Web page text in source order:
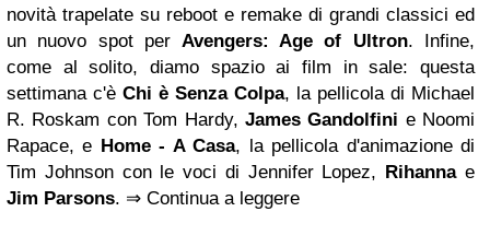
novità trapelate su reboot e remake di grandi classici ed
un nuovo spot per Avengers: Age of Ultron. Infine,
come al solito, diamo spazio ai film in sale: questa
settimana c'è Chi è Senza Colpa, la pellicola di Michael
R. Roskam con Tom Hardy, James Gandolfini e Noomi
Rapace, e Home - A Casa, la pellicola d'animazione di
Tim Johnson con le voci di Jennifer Lopez, Rihannae
Jim Parsons. ⇒ Continua a leggere